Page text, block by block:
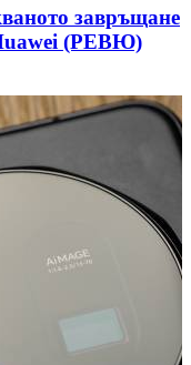
завръщане
(РЕВЮ)